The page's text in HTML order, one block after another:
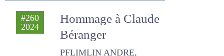
recherche (scientifique
original)